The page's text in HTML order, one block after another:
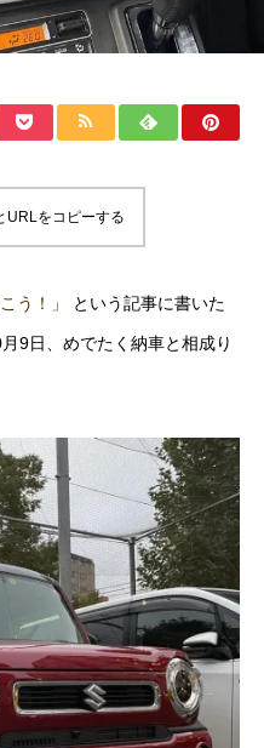
URLをコピーする
う！」 という記事に書いた
9日、めでたく納車と相成り